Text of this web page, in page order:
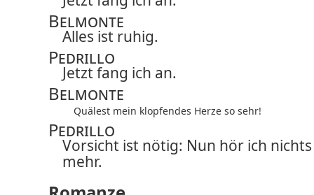
Belmonte
Alles ist ruhig.
Pedrillo
Jetzt fang ich an.
Belmonte
Quälest mein klopfendes Herze so sehr!
Pedrillo
Vorsicht ist nötig: Nun hör ich nichts
mehr.